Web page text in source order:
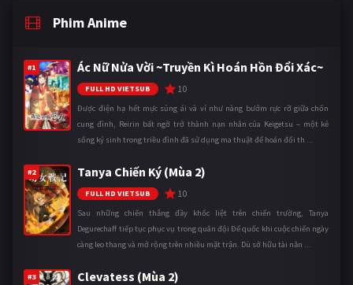
Phim Anime
#1 Ác Nữ Nửa Vời ~Truyền Kì Hoán Hồn Đổi Xác~
FULL HD VIETSUB 10
Được điện hạ hết mực sủng ái và ví như nàng bướm rực rỡ giữa chốn
cung đình, Reirin bất ngờ trở thành nạn nhân của Keigetsu – một kẻ
sống ký sinh trong triều đình đã sử dụng ma thuật để hoán đổi th ...
#2 Tanya Chiến Ký (Mùa 2)
FULL HD VIETSUB 10
Sau những chiến thắng đầy khốc liệt trên chiến trường, Tanya
Degurechaff tiếp tục phục vụ trong quân đội Đế quốc khi cuộc chiến ngày
càng leo thang và mở rộng trên nhiều mặt trận. Dù sở hữu tài năn ...
#3 Clevatess (Mùa 2)